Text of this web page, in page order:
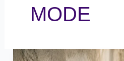
MODE